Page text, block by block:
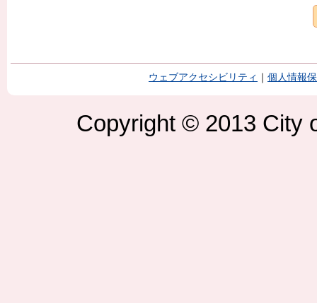
ウェブアクセシビリティ 個人情報
Copyright © 2013 City